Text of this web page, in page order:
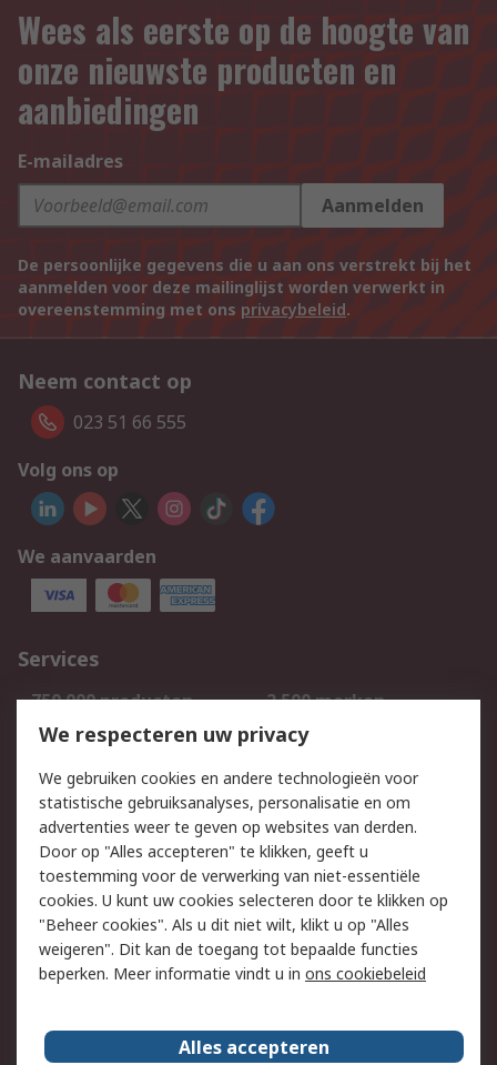
Wees als eerste op de hoogte van
onze nieuwste producten en
aanbiedingen
E-mailadres
Aanmelden
De persoonlijke gegevens die u aan ons verstrekt bij het
aanmelden voor deze mailinglijst worden verwerkt in
overeenstemming met ons privacybeleid.
Neem contact op
023 51 66 555
Volg ons op
We aanvaarden
Services
750.000 producten
2.500 merken
Bestellen
Inkoopoplossingen
Track & Trace
Wettelijk
Cookiebeleid
Email veiligheid
Privacybeleid
Websitevoorwaarden
Algemene
verkoopvoorwaarden
Over RS
We respecteren uw privacy
We gebruiken cookies en andere technologieën voor
statistische gebruiksanalyses, personalisatie en om
advertenties weer te geven op websites van derden.
Door op "Alles accepteren" te klikken, geeft u
toestemming voor de verwerking van niet-essentiële
cookies. U kunt uw cookies selecteren door te klikken op
"Beheer cookies". Als u dit niet wilt, klikt u op "Alles
weigeren". Dit kan de toegang tot bepaalde functies
beperken. Meer informatie vindt u in ons cookiebeleid
Alles accepteren